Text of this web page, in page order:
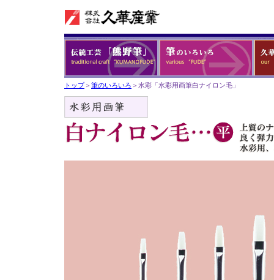
トップ＞ 筆のいろいろ ＞水彩「水彩用画筆白ナイロン毛」